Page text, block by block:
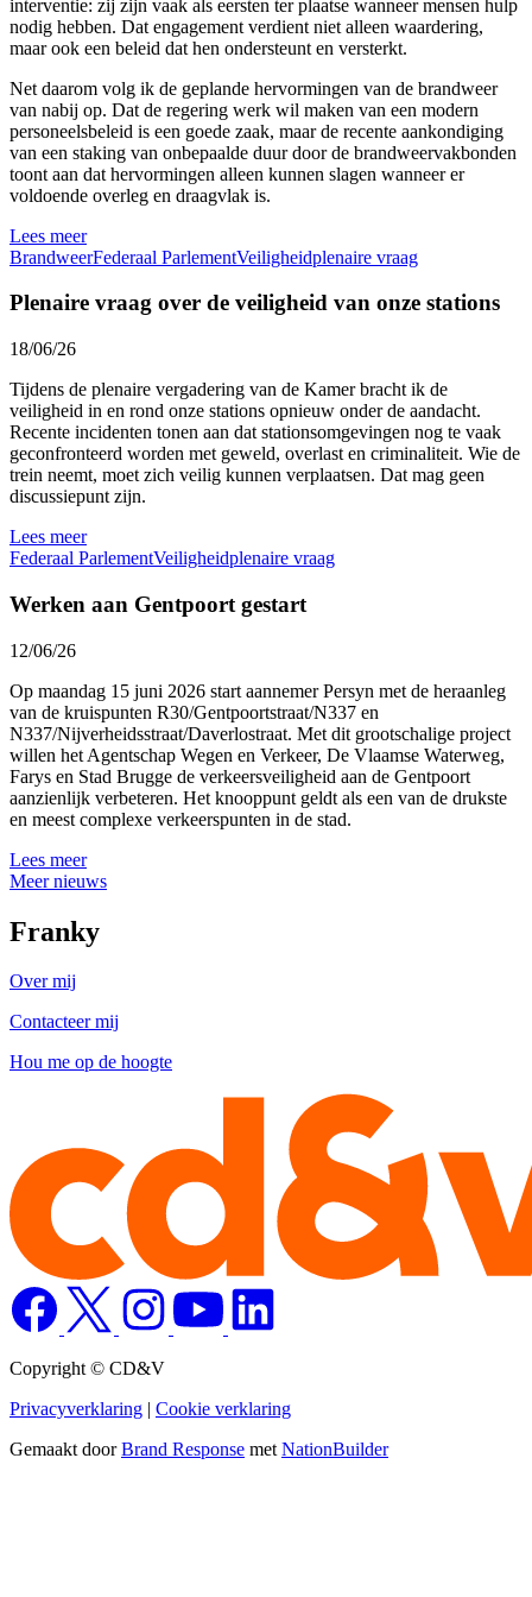
interventie: zij zijn vaak als eersten ter plaatse wanneer mensen hulp
nodig hebben. Dat engagement verdient niet alleen waardering,
maar ook een beleid dat hen ondersteunt en versterkt.
Net daarom volg ik de geplande hervormingen van de brandweer
van nabij op. Dat de regering werk wil maken van een modern
personeelsbeleid is een goede zaak, maar de recente aankondiging
van een staking van onbepaalde duur door de brandweervakbonden
toont aan dat hervormingen alleen kunnen slagen wanneer er
voldoende overleg en draagvlak is.
Lees meer
BrandweerFederaal ParlementVeiligheidplenaire vraag
Plenaire vraag over de veiligheid van onze stations
18/06/26
Tijdens de plenaire vergadering van de Kamer bracht ik de
veiligheid in en rond onze stations opnieuw onder de aandacht.
Recente incidenten tonen aan dat stationsomgevingen nog te vaak
geconfronteerd worden met geweld, overlast en criminaliteit. Wie de
trein neemt, moet zich veilig kunnen verplaatsen. Dat mag geen
discussiepunt zijn.
Lees meer
Federaal ParlementVeiligheidplenaire vraag
Werken aan Gentpoort gestart
12/06/26
Op maandag 15 juni 2026 start aannemer Persyn met de heraanleg
van de kruispunten R30/Gentpoortstraat/N337 en
N337/Nijverheidsstraat/Daverlostraat. Met dit grootschalige project
willen het Agentschap Wegen en Verkeer, De Vlaamse Waterweg,
Farys en Stad Brugge de verkeersveiligheid aan de Gentpoort
aanzienlijk verbeteren. Het knooppunt geldt als een van de drukste
en meest complexe verkeerspunten in de stad.
Lees meer
Meer nieuws
Franky
Over mij
Contacteer mij
Hou me op de hoogte
Copyright © CD&V
Privacyverklaring | Cookie verklaring
Gemaakt doorBrand Response metNationBuilder